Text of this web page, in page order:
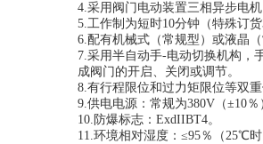
4.采用阀门电动装置三相异步电
5.工作制为短时10分钟（特殊订货
6.配有机械式（常规型）或液晶
7.采用半自动手-电动切换机构，
成阀门的开启、关闭或调节。
8.有行程限位和过力矩限位等双
9.供电电源：常规为380V（±10％
10.防爆标志：ExdIIBT4。
11.环境相对湿度：≤95％（25℃时